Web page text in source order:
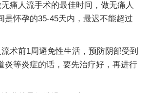
痛人流手术的最佳时间，做无痛人
是怀孕的35-45天内，最迟不能超过
术前1周避免性生活，预防阴部受到
炎等炎症的话，要先治疗好，再进行